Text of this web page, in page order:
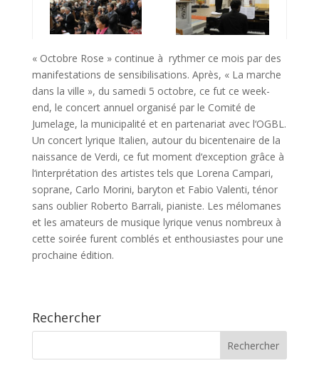
« Octobre Rose » continue à rythmer ce mois par des
manifestations de sensibilisations. Après, « La marche
dans la ville », du samedi 5 octobre, ce fut ce week-
end, le concert annuel organisé par le Comité de
Jumelage, la municipalité et en partenariat avec l‘OGBL.
Un concert lyrique Italien, autour du bicentenaire de la
naissance de Verdi, ce fut moment d‘exception grâce à
l‘interprétation des artistes tels que Lorena Campari,
soprane, Carlo Morini, baryton et Fabio Valenti, ténor
sans oublier Roberto Barrali, pianiste. Les mélomanes
et les amateurs de musique lyrique venus nombreux à
cette soirée furent comblés et enthousiastes pour une
prochaine édition.
Rechercher